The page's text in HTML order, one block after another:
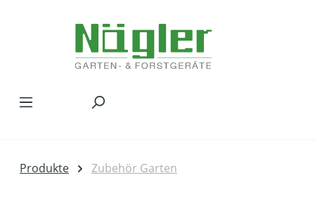
Produkte Zubehör Garten